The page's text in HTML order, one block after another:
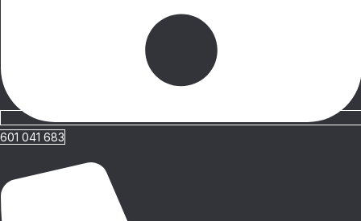
601 041 683